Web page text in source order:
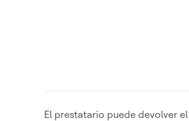
El prestatario puede devolver